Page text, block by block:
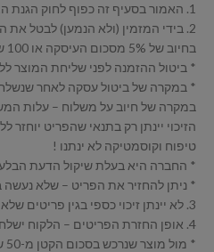
1. האמור בסעיף זה כפוף לחוק הגנת הצרכן התשמ״א 1981 (להלן: החוק).
2. בידי המזמין (ולא הנמען) לבטל את ההזמנה שנעשתה בכל אחד מהמקרים ובתנאים שלהלן: כל זיכוי יועבר לכרטיס האשראי בו בוצעה ההזמנה בלבד, ובהתאם ללוחות הזמנים של חברת האשראי.
בחיוב של 5% מסכום העיסקה או 100 שקלים (הנמוך מביניהם) + חיוב על המשלוח לא יוחזר בזיכוי העיסקה.
* ביטול ההזמנה לפני שליחת המוצר ללקוחה לא
* במקרה של ביטול עסקה לאחר שנשלח המוצר אל
במקרה של חיוב על משלוח – עלות המשלוח תנוכה מסך הזיכוי. +
הזיכוי יינתן רק בתנאי שהפריט
טיפוח וקוסמטיקה לא ינתנו !
* החברה היא בעלת שיקול הדעת
* ניתן להחזיר את הפריט – שלא נעשה בו שימוש, באריזתו
3. לא יינתן זיכוי כספי בגין פריטים שלא שולמה בגינם תמורה כספית, כגון מבצעים או מתנות.
4. אופן החזרת הפריטים – הלקוח ישלח את הפריט חזרה לחברה על חשבונו.
* מול מוצר שנרכש בסכום הקטן מ-50 ש"ח לא תינתן האפשרות לקבל זיכוי כספי.